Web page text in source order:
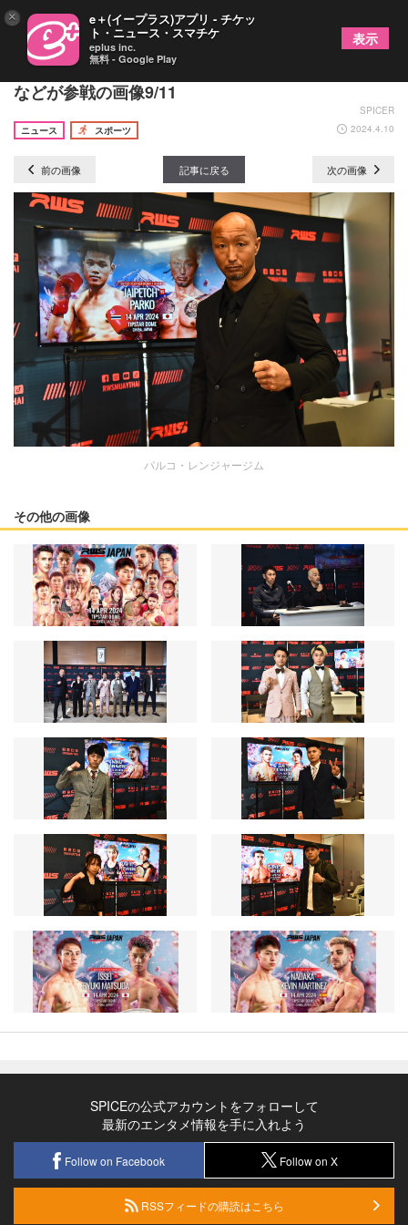
『RWS JAPAN』は4/14開催！石井一成や吉成名高
などが参戦の画像9/11
SPICER
ニュース
スポーツ 2024.4.10
前の画像 記事に戻る 次の画像
パルコ・レンジャージム
その他の画像
SPICEの公式アカウントをフォローして
最新のエンタメ情報を手に入れよう
Follow on Facebook Follow on X
RSSフィードの購読はこちら
× e＋(イープラス)アプリ - チケッ
ト・ニュース・スマチケ
eplus inc.
無料 - Google Play
表示